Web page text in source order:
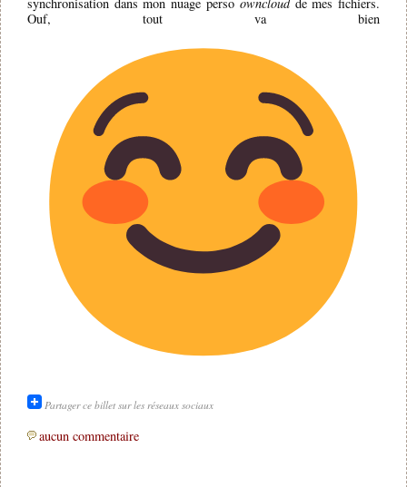
Ouf, tout va bien
Partager ce billet sur les réseaux sociaux
aucun commentaire